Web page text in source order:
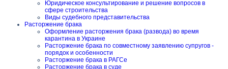
Юридическое консультирование и решение вопросов в
сфере строительства
Виды судебного представительства
Расторжение брака
Оформление расторжения брака (развода) во время
карантина в Украине
Расторжение брака по совместному заявлению супругов -
порядок и особенности
Расторжение брака в РАГСе
Расторжение брака в суде